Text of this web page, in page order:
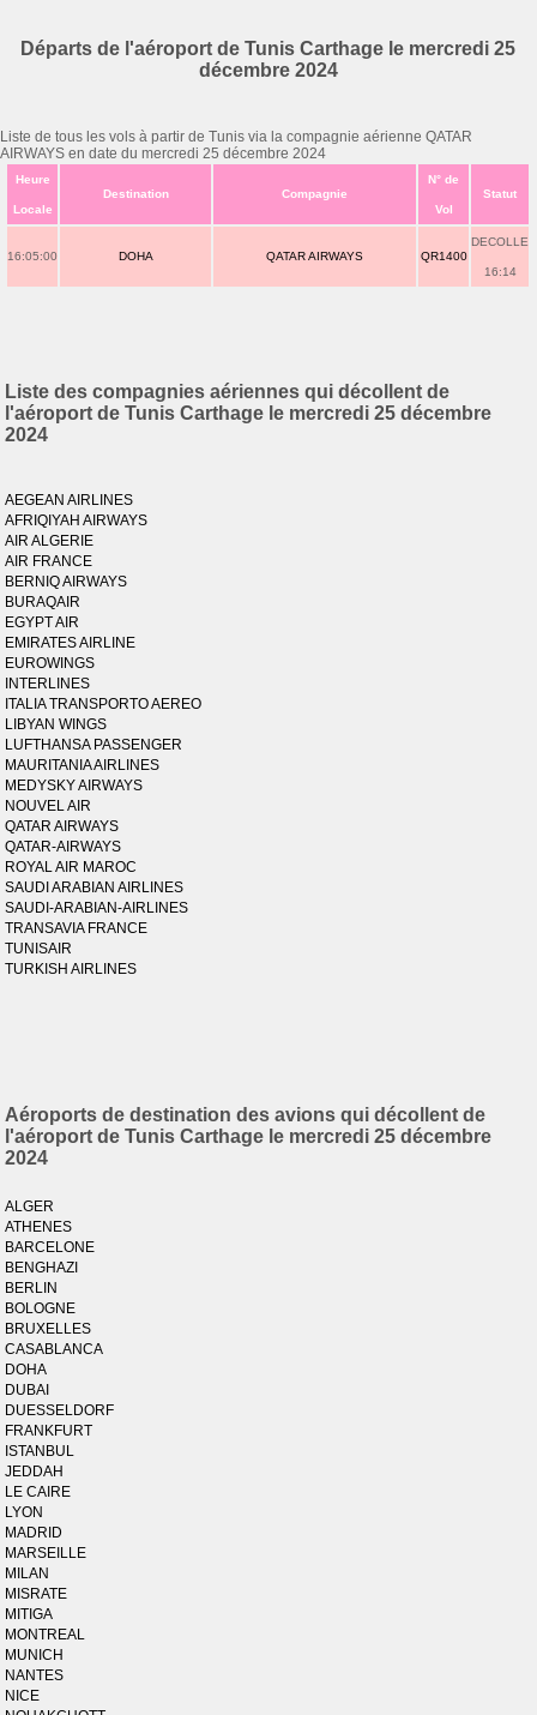
Départs de l'aéroport de Tunis Carthage le mercredi 25
décembre 2024
Liste de tous les vols à partir de Tunis via la compagnie aérienne QATAR
AIRWAYS en date du mercredi 25 décembre 2024
Heure
Locale
Destination Compagnie
N° de
Vol
Statut
16:05:00 DOHA QATAR AIRWAYS QR1400
DECOLLE
16:14
Liste des compagnies aériennes qui décollent de
l'aéroport de Tunis Carthage le mercredi 25 décembre
2024
AEGEAN AIRLINES
AFRIQIYAH AIRWAYS
AIR ALGERIE
AIR FRANCE
BERNIQ AIRWAYS
BURAQAIR
EGYPT AIR
EMIRATES AIRLINE
EUROWINGS
INTERLINES
ITALIA TRANSPORTO AEREO
LIBYAN WINGS
LUFTHANSA PASSENGER
MAURITANIA AIRLINES
MEDYSKY AIRWAYS
NOUVEL AIR
QATAR AIRWAYS
QATAR-AIRWAYS
ROYAL AIR MAROC
SAUDI ARABIAN AIRLINES
SAUDI-ARABIAN-AIRLINES
TRANSAVIA FRANCE
TUNISAIR
TURKISH AIRLINES
Aéroports de destination des avions qui décollent de
l'aéroport de Tunis Carthage le mercredi 25 décembre
2024
ALGER
ATHENES
BARCELONE
BENGHAZI
BERLIN
BOLOGNE
BRUXELLES
CASABLANCA
DOHA
DUBAI
DUESSELDORF
FRANKFURT
ISTANBUL
JEDDAH
LE CAIRE
LYON
MADRID
MARSEILLE
MILAN
MISRATE
MITIGA
MONTREAL
MUNICH
NANTES
NICE